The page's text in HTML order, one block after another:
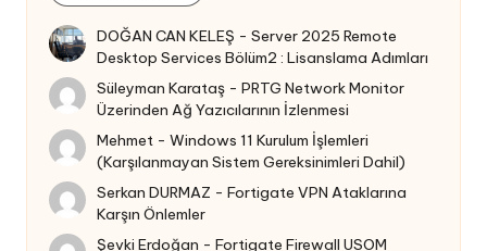
DOĞAN CAN KELEŞ -Server 2025 Remote
Desktop Services Bölüm2 : Lisanslama Adımları
Süleyman Karataş -PRTG Network Monitor
Üzerinden Ağ Yazıcılarının İzlenmesi
Mehmet -Windows 11 Kurulum İşlemleri
(Karşılanmayan Sistem Gereksinimleri Dahil)
Serkan DURMAZ -Fortigate VPN Ataklarına
Karşın Önlemler
Şevki Erdoğan -Fortigate Firewall USOM